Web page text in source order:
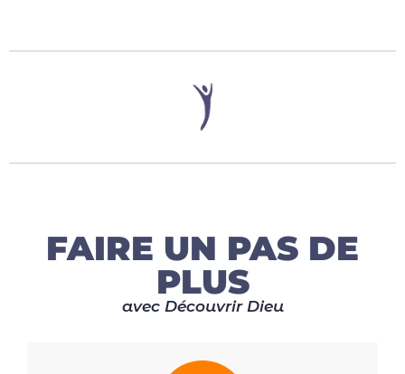
FAIRE UN PAS DE
PLUS
avec Découvrir Dieu